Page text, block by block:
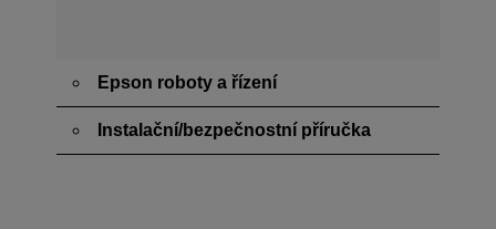
Epson roboty a řízení
Instalační/bezpečnostní příručka